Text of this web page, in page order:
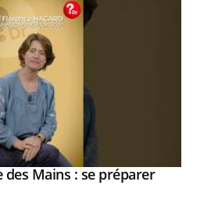
des Mains : se préparer